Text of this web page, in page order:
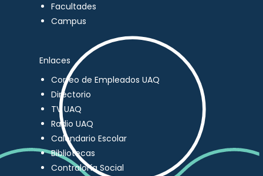
Facultades
Campus
Enlaces
Correo de Empleados UAQ
Directorio
TV UAQ
Radio UAQ
Calendario Escolar
Bibliotecas
Contraloría Social